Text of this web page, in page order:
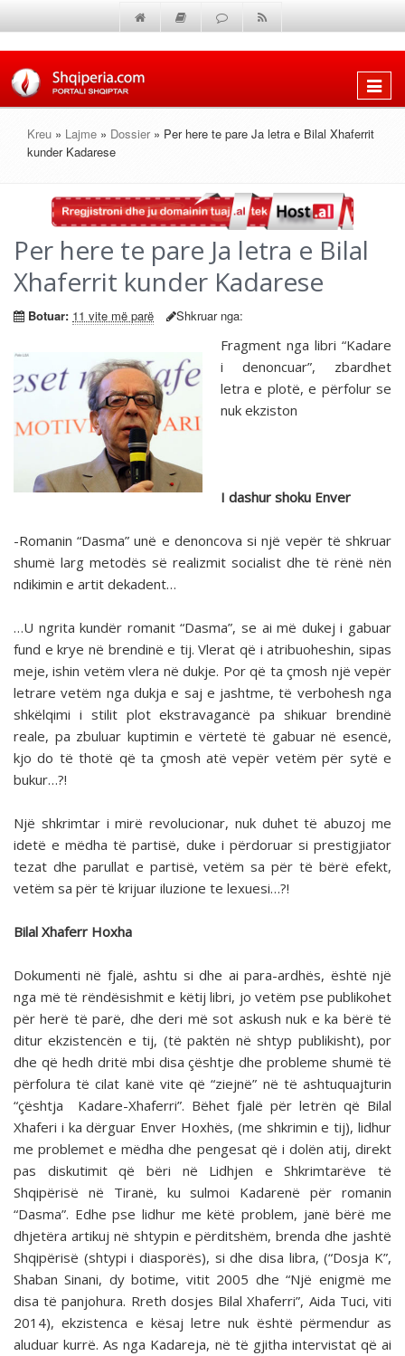
Shfaq
Kreu » Lajme » Dossier » Per here te pare Ja letra e Bilal Xhaferrit
kunder Kadarese
Per here te pare Ja letra e Bilal
Xhaferrit kunder Kadarese
Botuar: 11 vite më parë Shkruar nga:
Fragment nga libri “Kadare
i denoncuar”, zbardhet
letra e plotë, e përfolur se
nuk ekziston
I dashur shoku Enver
-Romanin “Dasma” unë e denoncova si një vepër të shkruar
shumë larg metodës së realizmit socialist dhe të rënë nën
ndikimin e artit dekadent…
…U ngrita kundër romanit “Dasma”, se ai më dukej i gabuar
fund e krye në brendinë e tij. Vlerat që i atribuoheshin, sipas
meje, ishin vetëm vlera në dukje. Por që ta çmosh një vepër
letrare vetëm nga dukja e saj e jashtme, të verbohesh nga
shkëlqimi i stilit plot ekstravagancë pa shikuar brendinë
reale, pa zbuluar kuptimin e vërtetë të gabuar në esencë,
kjo do të thotë që ta çmosh atë vepër vetëm për sytë e
bukur…?!
Një shkrimtar i mirë revolucionar, nuk duhet të abuzoj me
idetë e mëdha të partisë, duke i përdoruar si prestigjiator
tezat dhe parullat e partisë, vetëm sa për të bërë efekt,
vetëm sa për të krijuar iluzione te lexuesi…?!
Bilal Xhaferr Hoxha
Dokumenti në fjalë, ashtu si dhe ai para-ardhës, është një
nga më të rëndësishmit e këtij libri, jo vetëm pse publikohet
për herë të parë, dhe deri më sot askush nuk e ka bërë të
ditur ekzistencën e tij, (të paktën në shtyp publikisht), por
dhe që hedh dritë mbi disa çështje dhe probleme shumë të
përfolura të cilat kanë vite që “ziejnë” në të ashtuquajturin
“çështja Kadare-Xhaferri”. Bëhet fjalë për letrën që Bilal
Xhaferi i ka dërguar Enver Hoxhës, (me shkrimin e tij), lidhur
me problemet e mëdha dhe pengesat që i dolën atij, direkt
pas diskutimit që bëri në Lidhjen e Shkrimtarëve të
Shqipërisë në Tiranë, ku sulmoi Kadarenë për romanin
“Dasma”. Edhe pse lidhur me këtë problem, janë bërë me
dhjetëra artikuj në shtypin e përditshëm, brenda dhe jashtë
Shqipërisë (shtypi i diasporës), si dhe disa libra, (“Dosja K”,
Shaban Sinani, dy botime, vitit 2005 dhe “Një enigmë me
disa të panjohura. Rreth dosjes Bilal Xhaferri”, Aida Tuci, viti
2014), ekzistenca e kësaj letre nuk është përmendur as
aluduar kurrë. As nga Kadareja, në të gjitha intervistat që ai